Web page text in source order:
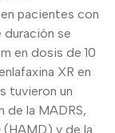
pacientes con
duración se
en dosis de 10
XR en
tuvieron un
de la MADRS,
(HAMD) y de la